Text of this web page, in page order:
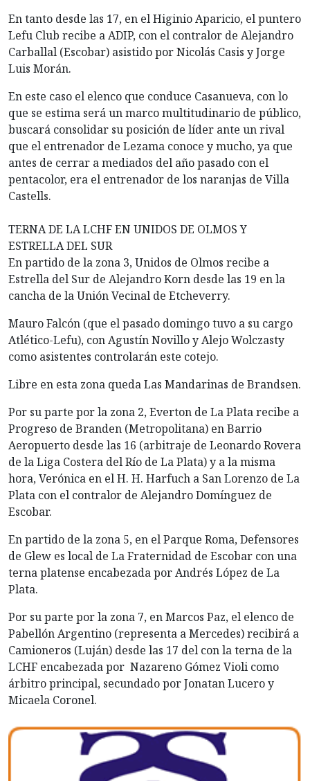
En tanto desde las 17, en el Higinio Aparicio, el puntero
Lefu Club recibe a ADIP, con el contralor de Alejandro
Carballal (Escobar) asistido por Nicolás Casis y Jorge
Luis Morán.
En este caso el elenco que conduce Casanueva, con lo
que se estima será un marco multitudinario de público,
buscará consolidar su posición de líder ante un rival
que el entrenador de Lezama conoce y mucho, ya que
antes de cerrar a mediados del año pasado con el
pentacolor, era el entrenador de los naranjas de Villa
Castells.
TERNA DE LA LCHF EN UNIDOS DE OLMOS Y
ESTRELLA DEL SUR
En partido de la zona 3, Unidos de Olmos recibe a
Estrella del Sur de Alejandro Korn desde las 19 en la
cancha de la Unión Vecinal de Etcheverry.
Mauro Falcón (que el pasado domingo tuvo a su cargo
Atlético-Lefu), con Agustín Novillo y Alejo Wolczasty
como asistentes controlarán este cotejo.
Libre en esta zona queda Las Mandarinas de Brandsen.
Por su parte por la zona 2, Everton de La Plata recibe a
Progreso de Branden (Metropolitana) en Barrio
Aeropuerto desde las 16 (arbitraje de Leonardo Rovera
de la Liga Costera del Río de La Plata) y a la misma
hora, Verónica en el H. H. Harfuch a San Lorenzo de La
Plata con el contralor de Alejandro Domínguez de
Escobar.
En partido de la zona 5, en el Parque Roma, Defensores
de Glew es local de La Fraternidad de Escobar con una
terna platense encabezada por Andrés López de La
Plata.
Por su parte por la zona 7, en Marcos Paz, el elenco de
Pabellón Argentino (representa a Mercedes) recibirá a
Camioneros (Luján) desde las 17 del con la terna de la
LCHF encabezada por Nazareno Gómez Violi como
árbitro principal, secundado por Jonatan Lucero y
Micaela Coronel.